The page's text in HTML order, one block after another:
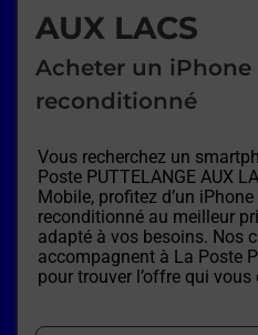
AUX LACS
Acheter un iPhone
reconditionné
Vous recherchez un
Poste PUTTELANGE AUX
Mobile, profitez d’un
reconditionné au meilleur
adapté à vos besoins. Nos
accompagnent à La Poste
pour trouver l’offre qui